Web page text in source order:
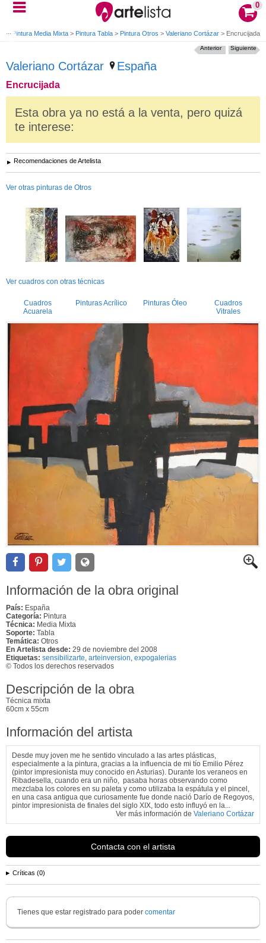
0
> Pintura Media Mixta > Pintura Tabla > Pintura Otros > Valeriano Cortázar > Encrucijada
Valeriano Cortázar España
Encrucijada
Siguiente
Anterior
Esta obra ya no está a la venta, pero quizá
te interese:
Recomendaciones de Artelista
Ver otras pinturas de Otros
Ver cuadros con otras técnicas
Cuadros
Acuarela
Pinturas Acrílico Pinturas Óleo
Cuadros
Vitrales
Información de la obra original
País: España
Categoría: Pintura
Técnica: Media Mixta
Soporte: Tabla
Temática: Otros
En Artelista desde: 29 de noviembre del 2008
Etiquetas: sensibilizarte arteinversion expogalerias
© Todos los derechos reservados
Descripción de la obra
Técnica mixta
60cm x 55cm
Información del artista
Desde muy joven me he sentido vinculado a las artes plásticas,
especialmente a la pintura, gracias a la influencia de mi tío Emilio Pérez
(pintor impresionista muy conocido en Asturias). Durante los veraneos en
Ribadesella, cuando era un niño, pasaba horas observando como
mezclaba los colores en su paleta y como utilizaba la espátula y el pincel,
en una casa antigua que curiosamente fue donde nació Darío de Regoyos,
pintor impresionista de finales del siglo XIX, todo esto influyó en la...
Ver más información de Valeriano Cortázar
Contacta con el artista
Críticas (0)
Tienes que estar registrado para poder comentar